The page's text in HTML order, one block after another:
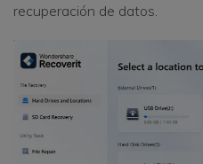
recuperación de datos.